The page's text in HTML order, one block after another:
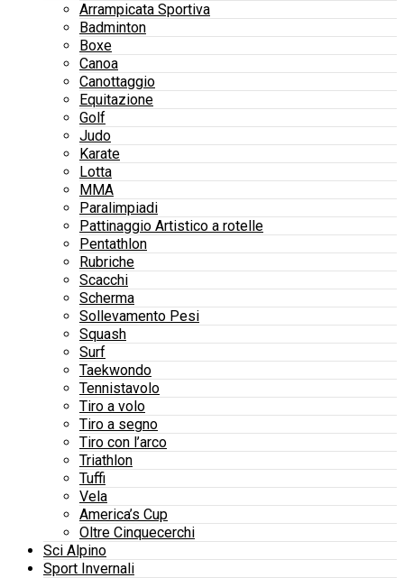
Arrampicata Sportiva
Badminton
Boxe
Canoa
Canottaggio
Equitazione
Golf
Judo
Karate
Lotta
MMA
Paralimpiadi
Pattinaggio Artistico a rotelle
Pentathlon
Rubriche
Scacchi
Scherma
Sollevamento Pesi
Squash
Surf
Taekwondo
Tennistavolo
Tiro a volo
Tiro a segno
Tiro con l’arco
Triathlon
Tuffi
Vela
America’s Cup
Oltre Cinquecerchi
Sci Alpino
Sport Invernali